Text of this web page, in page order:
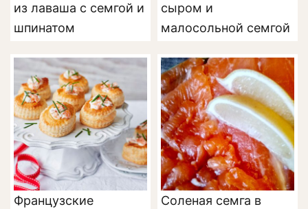
из лаваша с семгой и
шпинатом
сыром и
малосольной семгой
Французские
Соленая семга в